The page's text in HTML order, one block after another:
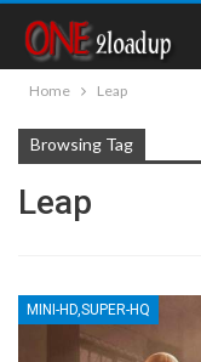
Home Leap
Browsing Tag
Leap
MINI-HD,SUPER-HQ